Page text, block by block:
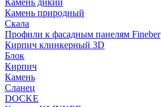
Камень дикий
Камень природный
Скала
Профили к фасадным панелям Fineber
Кирпич клинкерный 3D
Блок
Кирпич
Камень
Сланец
DOCKE